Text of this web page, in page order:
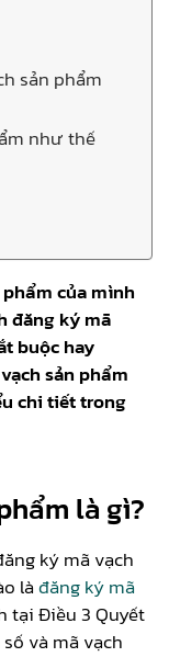
sản phẩm
như thế
của mình
đăng ký mã
buộc hay
sản phẩm
chi tiết trong
là gì?
ký mã vạch
làđăng ký mã
tại Điều 3 Quyết
và mã vạch